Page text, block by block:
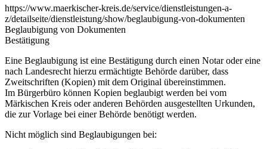
https://www.maerkischer-kreis.de/service/dienstleistungen-a-
z/detailseite/dienstleistung/show/beglaubigung-von-dokumenten
Beglaubigung von Dokumenten
Bestätigung
Eine Beglaubigung ist eine Bestätigung durch einen Notar oder eine
nach Landesrecht hierzu ermächtigte Behörde darüber, dass
Zweitschriften (Kopien) mit dem Original übereinstimmen.
Im Bürgerbüro können Kopien beglaubigt werden bei vom
Märkischen Kreis oder anderen Behörden ausgestellten Urkunden,
die zur Vorlage bei einer Behörde benötigt werden.
Nicht möglich sind Beglaubigungen bei: